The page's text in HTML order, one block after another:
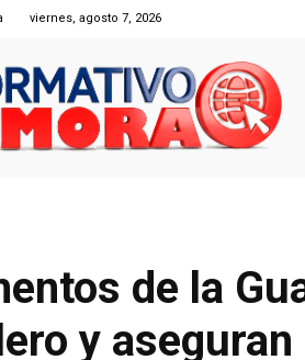
viernes, agosto 7, 2026
de la
y